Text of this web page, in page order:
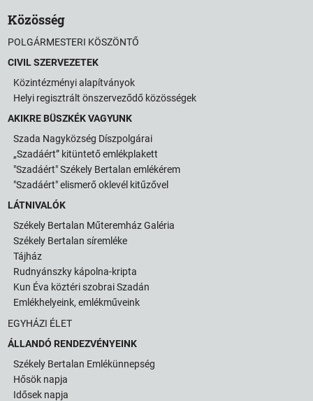
Közösség
POLGÁRMESTERI KÖSZÖNTŐ
CIVIL SZERVEZETEK
Közintézményi alapítványok
Helyi regisztrált önszerveződő közösségek
AKIKRE BÜSZKÉK VAGYUNK
Szada Nagyközség Díszpolgárai
„Szadáért” kitüntető emlékplakett
"Szadáért" Székely Bertalan emlékérem
"Szadáért" elismerő oklevél kitűzővel
LÁTNIVALÓK
Székely Bertalan Műteremház Galéria
Székely Bertalan síremléke
Tájház
Rudnyánszky kápolna-kripta
Kun Éva köztéri szobrai Szadán
Emlékhelyeink, emlékműveink
EGYHÁZI ÉLET
ÁLLANDÓ RENDEZVÉNYEINK
Székely Bertalan Emlékünnepség
Hősök napja
Idősek napja